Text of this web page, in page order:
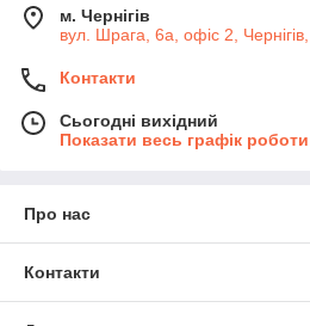
м. Чернігів
вул. Шрага, 6а, офіс 2,
Контакти
Сьогодні вихідний
Показати весь графік роботи
Про нас
Контакти